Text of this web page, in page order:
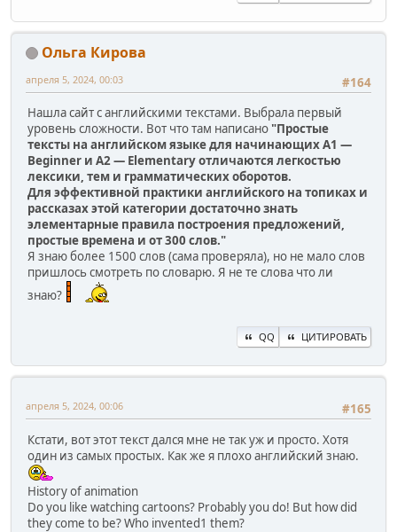
Ольга Кирова
#164
апреля 5, 2024, 00:03
Нашла сайт с английскими текстами. Выбрала первый
уровень сложности. Вот что там написано "Простые
тексты на английском языке для начинающих A1 —
Beginner и A2 — Elementary отличаются легкостью
лексики, тем и грамматических оборотов.
Для эффективной практики английского на топиках и
рассказах этой категории достаточно знать
элементарные правила построения предложений,
простые времена и от 300 слов."
Я знаю более 1500 слов (сама проверяла), но не мало слов
пришлось смотреть по словарю. Я не те слова что ли
знаю?
QQ ЦИТИРОВАТЬ
#165
апреля 5, 2024, 00:06
Кстати, вот этот текст дался мне не так уж и просто. Хотя
один из самых простых. Как же я плохо английский знаю.
History of animation
Do you like watching cartoons? Probably you do! But how did
they come to be? Who invented1 them?